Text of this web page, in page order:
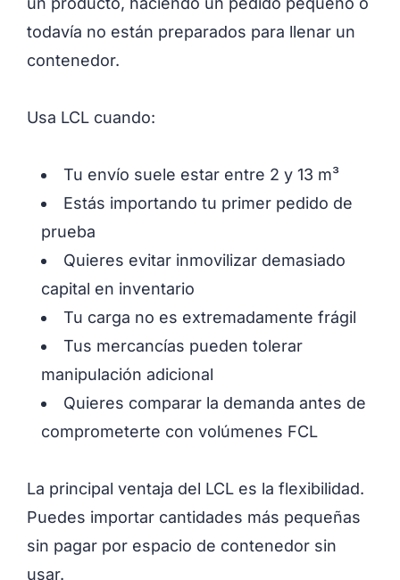
todavía no están preparados para llenar un
contenedor.
Usa LCL cuando:
Tu envío suele estar entre 2 y 13 m³
Estás importando tu primer pedido de
prueba
Quieres evitar inmovilizar demasiado
capital en inventario
Tu carga no es extremadamente frágil
Tus mercancías pueden tolerar
manipulación adicional
Quieres comparar la demanda antes de
comprometerte con volúmenes FCL
La principal ventaja del LCL es la flexibilidad.
Puedes importar cantidades más pequeñas
sin pagar por espacio de contenedor sin
usar.